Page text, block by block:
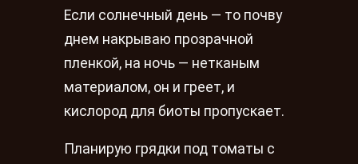
Если солнечный день — то почву
днем накрываю прозрачной
пленкой, на ночь — нетканым
материалом, он и греет, и
кислород для биоты пропускает.
Планирую грядки под томаты с